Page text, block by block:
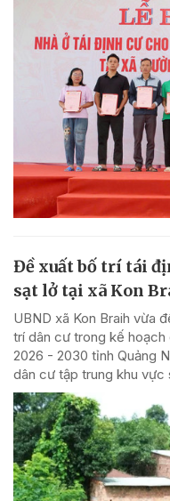
Đề xuất bố trí tái
sạt lở tại xã Kon
UBND xã Kon Braih vừa
trí dân cư trong kế hoạch
2026 - 2030 tỉnh Quảng
dân cư tập trung khu vực